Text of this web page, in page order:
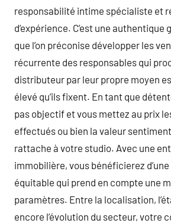
responsabilité intime spécialiste et
d’expérience. C’est une authentique
que l’on préconise développer les
récurrente des responsables qui
distributeur par leur propre moyen
élevé qu’ils fixent. En tant que
pas objectif et vous mettez au prix
effectués ou bien la valeur
rattache à votre studio. Avec une
immobilière, vous bénéficierez
équitable qui prend en compte une
paramètres. Entre la localisation,
encore l’évolution du secteur, votre